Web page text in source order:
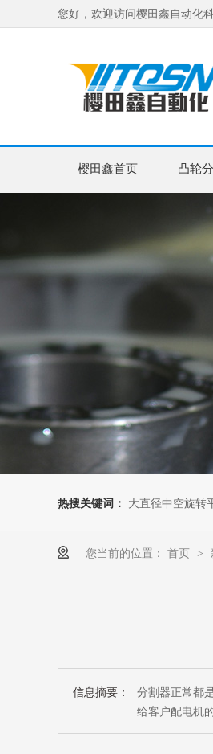
您好，欢迎访问樱田鑫自动化
樱田鑫首页 凸轮
热搜关键词： 大直径中空旋转
您当前的位置： 首页 >
信息摘要：
分割器正常都
给客户配电机